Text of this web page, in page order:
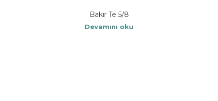
Bakır Te 5/8
Devamını oku